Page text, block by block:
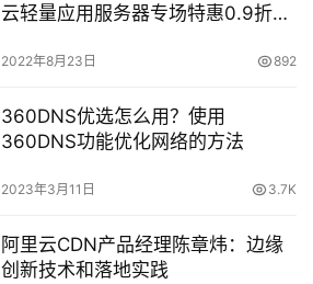
云轻量应用服务器专场特惠0.9折
2022年8月23日 892
360DNS优选怎么用？使用
360DNS功能优化网络的方法
2023年3月11日 3.7K
阿里云CDN产品经理陈章炜：边缘
创新技术和落地实践